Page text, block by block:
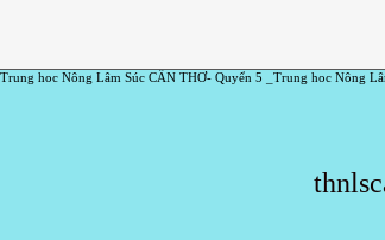
Trung hoc Nông Lâm Súc CẦN THƠ- Quyển 5 _Trung hoc Nông